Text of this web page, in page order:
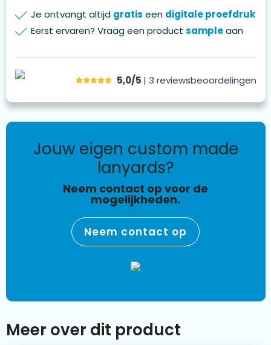
Je ontvangt altijd gratis een digitale proefdruk
Eerst ervaren? Vraag een product sampleaan
5,0/5 | 3 reviewsbeoordelingen
jouw eigen custom made
lanyards?
Neem contact op voor de
mogelijkheden.
Neem contact op
Meer over dit product